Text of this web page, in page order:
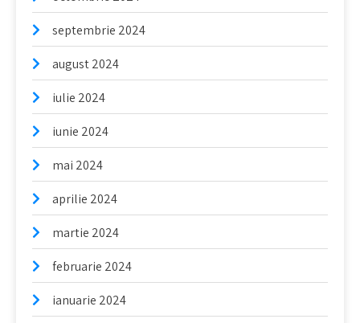
septembrie 2024
august 2024
iulie 2024
iunie 2024
mai 2024
aprilie 2024
martie 2024
februarie 2024
ianuarie 2024